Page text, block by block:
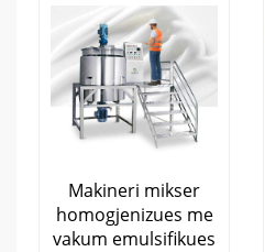
Makineri mikser
homogjenizues me
vakum emulsifikues